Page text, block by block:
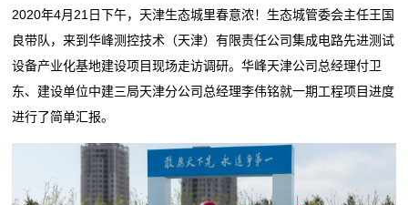
2020年4月21日下午，天津生态城里春意浓！生态城管委会主任王国
良带队，来到华峰测控技术（天津）有限责任公司集成电路先进测试
设备产业化基地建设项目现场走访调研。华峰天津公司总经理付卫
东、建设单位中建三局天津分公司总经理李伟铭就一期工程项目进度
进行了简单汇报。